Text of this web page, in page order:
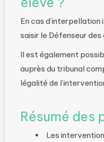
En cas
saisir le Défenseur des
Il est également
auprès du tribunal
légalité de
Résumé des
Les